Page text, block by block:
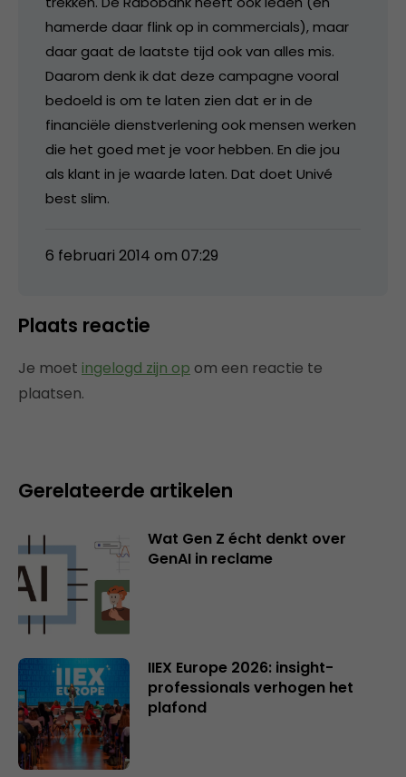
hamerde daar flink op in commercials), maar
daar gaat de laatste tijd ook van alles mis.
Daarom denk ik dat deze campagne vooral
bedoeld is om te laten zien dat er in de
financiële dienstverlening ook mensen werken
die het goed met je voor hebben. En die jou
als klant in je waarde laten. Dat doet Univé
best slim.
6 februari 2014 om 07:29
Plaats reactie
Je moet ingelogd zijn op om een reactie te
plaatsen.
Gerelateerde artikelen
Wat Gen Z écht denkt over
GenAI in reclame
IIEX Europe 2026: insight-
professionals verhogen het
plafond